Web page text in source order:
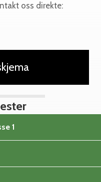
oss direkte:
1